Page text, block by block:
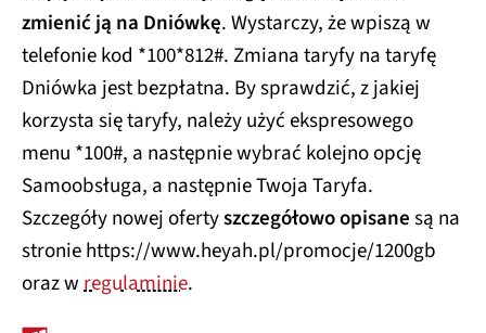
zmienić ją na Dniówkę. Wystarczy, że wpiszą w
telefonie kod *100*812#. Zmiana taryfy na taryfę
Dniówka jest bezpłatna. By sprawdzić, z jakiej
korzysta się taryfy, należy użyć ekspresowego
menu *100#, a następnie wybrać kolejno opcję
Samoobsługa, a następnie Twoja Taryfa.
Szczegóły nowej ofertyszczegółowo opisanesą na
stronie https://www.heyah.pl/promocje/1200gb
oraz wregulaminie.